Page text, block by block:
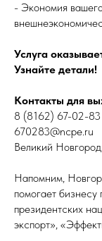
- Экономия
Услуга
Узнайте детали!
Контакты для
8 (8162) 67-02-83
670283@ncpe.ru
Великий
Напомним,
помогает
президентских
экспорт»,